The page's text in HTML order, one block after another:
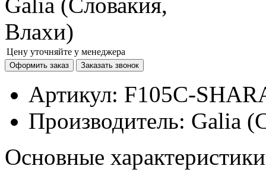
Цену уточняйте у менеджера
Артикул: F105C-
Производитель: Galia
Основные